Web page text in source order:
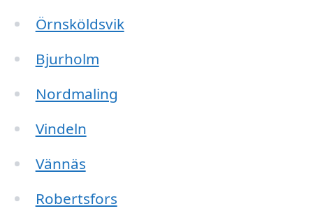
Örnsköldsvik
Bjurholm
Nordmaling
Vindeln
Vännäs
Robertsfors